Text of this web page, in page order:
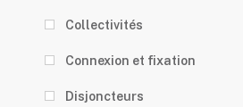
Collectivités
Connexion et fixation
Disjoncteurs